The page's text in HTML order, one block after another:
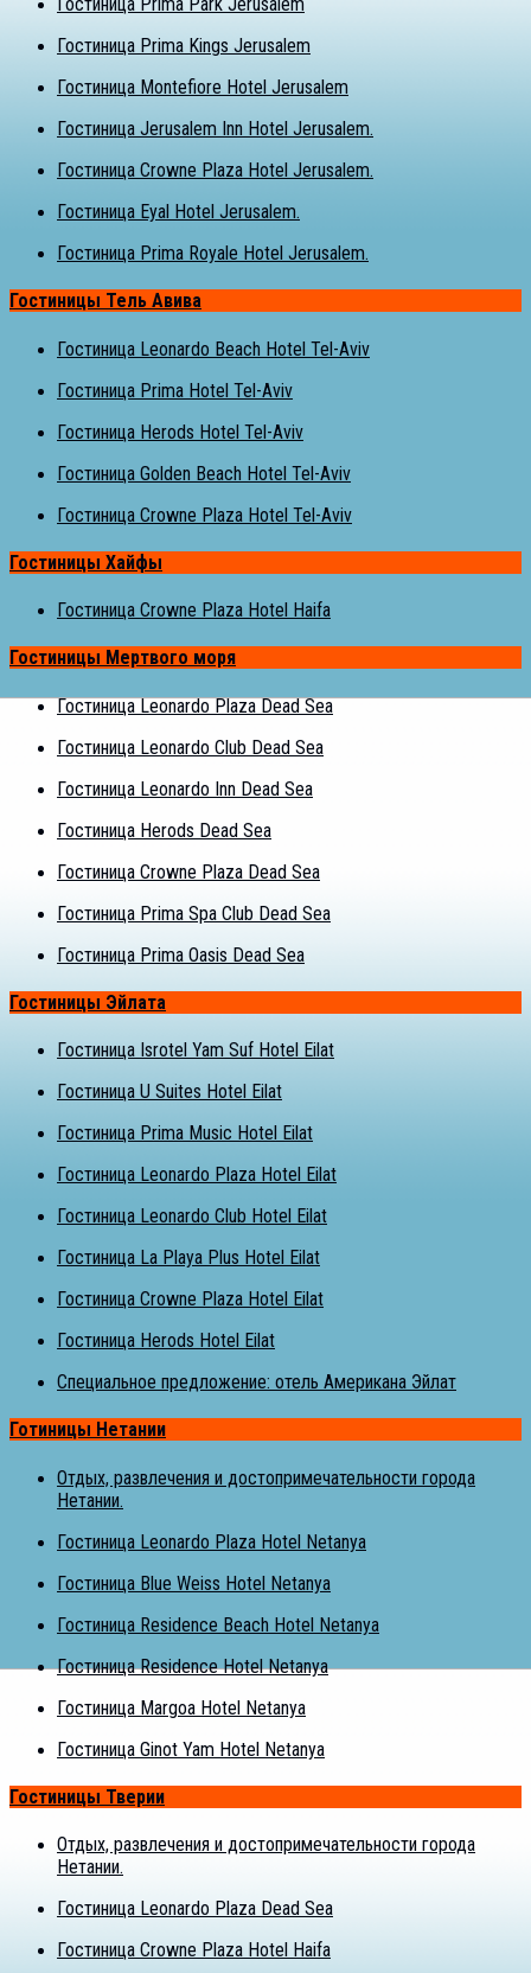
Гостиница Prima Kings Jerusalem
Гостиница Montefiore Hotel Jerusalem
Гостиница Jerusalem Inn Hotel Jerusalem.
Гостиница Crowne Plaza Hotel Jerusalem.
Гостиница Eyal Hotel Jerusalem.
Гостиница Prima Royale Hotel Jerusalem.
Гостиницы Тель Авива
Гостиница Leonardo Beach Hotel Tel-Aviv
Гостиница Prima Hotel Tel-Aviv
Гостиница Herods Hotel Tel-Aviv
Гостиница Golden Beach Hotel Tel-Aviv
Гостиница Crowne Plaza Hotel Tel-Aviv
Гостиницы Хайфы
Гостиница Crowne Plaza Hotel Haifa
Гостиницы Мертвого моря
Гостиница Leonardo Plaza Dead Sea
Гостиница Leonardo Club Dead Sea
Гостиница Leonardo Inn Dead Sea
Гостиница Herods Dead Sea
Гостиница Crowne Plaza Dead Sea
Гостиница Prima Spa Club Dead Sea
Гостиница Prima Oasis Dead Sea
Гостиницы Эйлата
Гостиница Isrotel Yam Suf Hotel Eilat
Гостиница U Suites Hotel Eilat
Гостиница Prima Music Hotel Eilat
Гостиница Leonardo Plaza Hotel Eilat
Гостиница Leonardo Club Hotel Eilat
Гостиница La Playa Plus Hotel Eilat
Гостиница Crowne Plaza Hotel Eilat
Гостиница Herods Hotel Eilat
Специальное предложение: отель Американа Эйлат
Готиницы Нетании
Отдых, развлечения и достопримечательности города
Нетании.
Гостиница Leonardo Plaza Hotel Netanya
Гостиница Blue Weiss Hotel Netanya
Гостиница Residence Beach Hotel Netanya
Гостиница Residence Hotel Netanya
Гостиница Margoa Hotel Netanya
Гостиница Ginot Yam Hotel Netanya
Гостиницы Тверии
Отдых, развлечения и достопримечательности города
Нетании.
Гостиница Leonardo Plaza Dead Sea
Гостиница Crowne Plaza Hotel Haifa